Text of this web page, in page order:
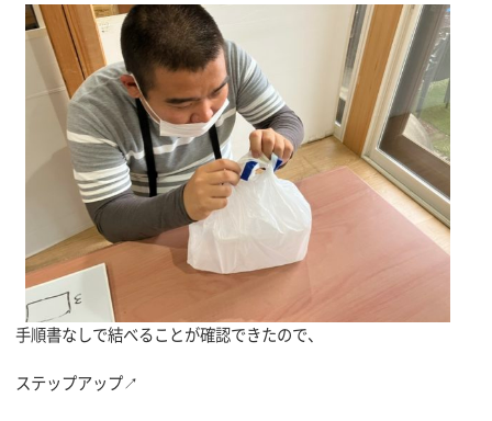
手順書なしで結べることが確認できたので、
ステップアップ↗